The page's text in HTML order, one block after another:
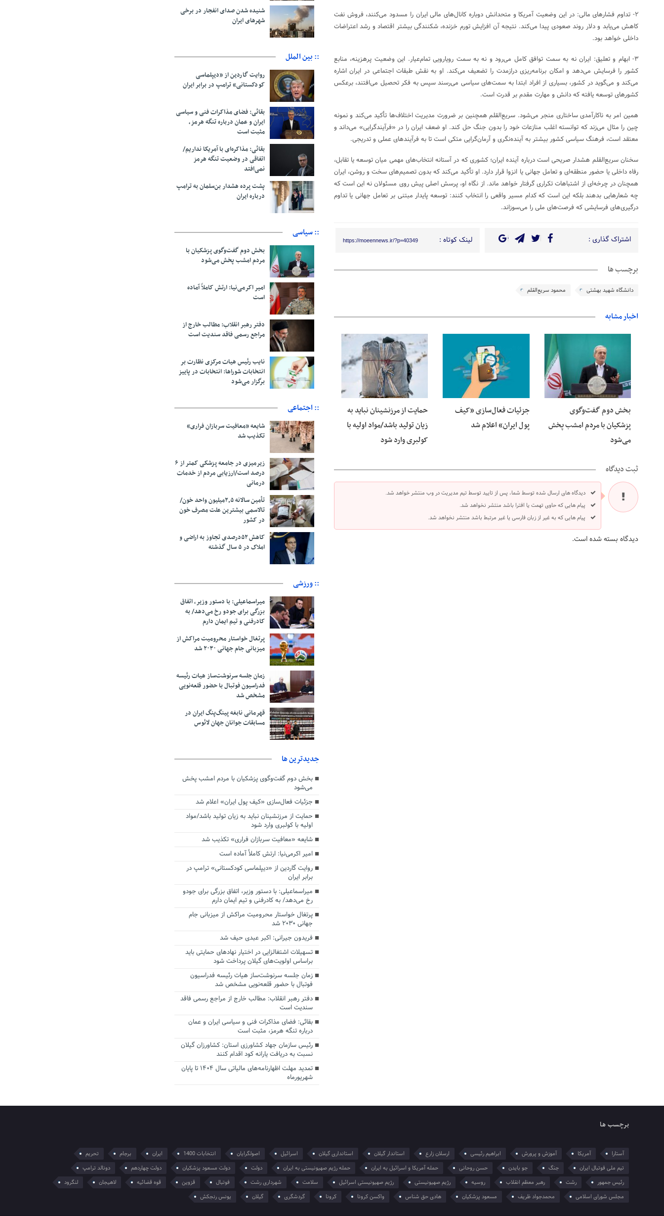
۲- تداوم فشارهای مالی: در این وضعیت آمریکا و متحدانش دوباره کانال‌های مالی ایران را مسدود می‌کنند، فروش نفت
کاهش می‌یابد و دلار روند صعودی پیدا می‌کند. نتیجه آن افزایش تورم خزنده، شکنندگی بیشتر اقتصاد و رشد اعتراضات
داخلی خواهد بود.
۳- ابهام و تعلیق: ایران نه به سمت توافق کامل می‌رود و نه به سمت رویارویی تمام‌عیار. این وضعیت پرهزینه، منابع
کشور را فرسایش می‌دهد و امکان برنامه‌ریزی درازمدت را تضعیف می‌کند. او به نقش طبقات اجتماعی در ایران اشاره
می‌کند و می‌گوید در کشور، بسیاری از افراد ابتدا به سمت‌های سیاسی می‌رسند سپس به فکر تحصیل می‌افتند، برعکس
کشورهای توسعه یافته که دانش و مهارت مقدم بر قدرت است.
همین امر به ناکارآمدی ساختاری منجر می‌شود. سریع‌القلم همچنین بر ضرورت مدیریت اختلاف‌ها تأکید می‌کند و نمونه
چین را مثال می‌زند که توانسته اغلب منازعات خود را بدون جنگ حل کند. او ضعف ایران را در «فرآیندگرایی» می‌داند و
معتقد است، فرهنگ سیاسی کشور بیشتر به آینده‌نگری و آرمان‌گرایی متکی است تا به فرآیندهای عملی و تدریجی.
سخنان سریع‌القلم هشدار صریحی است درباره آینده ایران؛ کشوری که در آستانه انتخاب‌های مهمی میان توسعه یا تقابل،
رفاه داخلی یا حضور منطقه‌ای و تعامل جهانی یا انزوا قرار دارد. او تأکید می‌کند که بدون تصمیم‌های سخت و روشن، ایران
همچنان در چرخه‌ای از اشتباهات تکراری گرفتار خواهد ماند. از نگاه او، پرسش اصلی پیش روی مسئولان نه این است که
چه شعارهایی بدهند بلکه این است که کدام مسیر واقعی را انتخاب کنند: توسعه پایدار مبتنی بر تعامل جهانی یا تداوم
درگیری‌های فرسایشی که فرصت‌های ملی را می‌سوزاند.
اشتراک گذاری : لینک کوتاه : https://moeennews.ir/?p=40349
برچسب ها
دانشگاه شهید بهشتی محمود سریع‌القلم
اخبار مشابه
بخش دوم گفت‌وگوی
پزشکیان با مردم امشب پخش
می‌شود
جزئیات فعال‌سازی «کیف
پول ایران» اعلام شد
حمایت از مرزنشینان نباید به
زیان تولید باشد/مواد اولیه با
کولبری وارد شود
ثبت دیدگاه
دیدگاه های ارسال شده توسط شما، پس از تایید توسط تیم مدیریت در وب منتشر خواهد شد.
پیام هایی که حاوی تهمت یا افترا باشد منتشر نخواهد شد.
پیام هایی که به غیر از زبان فارسی یا غیر مرتبط باشد منتشر نخواهد شد.
دیدگاه بسته شده است.
شنیده شدن صدای انفجار در برخی
شهرهای ایران
:: بین الملل
روایت گاردین از «دیپلماسی
کودکستانی» ترامپ در برابر ایران
بقائی: فضای مذاکرات فنی و سیاسی
ایران و عمان درباره تنگه هرمز،
مثبت است
بقائی: مذاکره‌ای با آمریکا نداریم/
اتفاقی در وضعیت تنگه هرمز
نمی‌افتد
پشت پرده هشدار بن‌سلمان به ترامپ
درباره ایران
:: سیاسی
بخش دوم گفت‌وگوی پزشکیان با
مردم امشب پخش می‌شود
امیر اکرمی‌نیا: ارتش کاملاً آماده
است
دفتر رهبر انقلاب: مطالب خارج از
مراجع رسمی فاقد سندیت است
نایب رئیس هیات مرکزی نظارت بر
انتخابات شوراها: انتخابات در پاییز
برگزار می‌شود
:: اجتماعی
شایعه «معافیت سربازان فراری»
تکذیب شد
زیرمیزی در جامعه پزشکی کمتر از ۶
درصد است/ارزیابی مردم از خدمات
درمانی
تأمین سالانه ۲٫۵میلیون واحد خون/
تالاسمی بیشترین علت مصرف‌ خون
در کشور
کاهش ۵۲درصدی تجاوز به اراضی و
املاک در ۵ سال گذشته
:: ورزشی
میراسماعیلی: با دستور وزیر، اتفاق
بزرگی برای جودو رخ می‌دهد/ به
کادرفنی و تیم ایمان دارم
پرتغال خواستار محرومیت مراکش از
میزبانی جام جهانی ۲۰۳۰ شد
زمان جلسه سرنوشت‌ساز هیات رئیسه
فدراسیون فوتبال با حضور قلعه‌نویی
مشخص شد
قهرمانی نابغه پینگ‌پنگ ایران در
مسابقات جوانان جهان لائوس
جديدترين ها
بخش دوم گفت‌وگوی پزشکیان با مردم امشب پخش
می‌شود
جزئیات فعال‌سازی «کیف پول ایران» اعلام شد
حمایت از مرزنشینان نباید به زیان تولید باشد/مواد
اولیه با کولبری وارد شود
شایعه «معافیت سربازان فراری» تکذیب شد
امیر اکرمی‌نیا: ارتش کاملاً آماده است
روایت گاردین از «دیپلماسی کودکستانی» ترامپ در
برابر ایران
میراسماعیلی: با دستور وزیر، اتفاق بزرگی برای جودو
رخ می‌دهد/ به کادرفنی و تیم ایمان دارم
پرتغال خواستار محرومیت مراکش از میزبانی جام
جهانی ۲۰۳۰ شد
فریدون جیرانی: اکبر عبدی حیف شد
تسهیلات اشتغالزایی در اختیار نهادهای حمایتی باید
براساس اولویت‌های گیلان پرداخت شود
زمان جلسه سرنوشت‌ساز هیات رئیسه فدراسیون
فوتبال با حضور قلعه‌نویی مشخص شد
دفتر رهبر انقلاب: مطالب خارج از مراجع رسمی فاقد
سندیت است
بقائی: فضای مذاکرات فنی و سیاسی ایران و عمان
درباره تنگه هرمز، مثبت است
رئیس سازمان جهاد کشاورزی استان: کشاورزان گیلان
نسبت به دریافت یارانه کود اقدام کنند
تمدید مهلت اظهارنامه‌های مالیاتی سال ۱۴۰۴ تا پایان
شهریورماه
برچسب ها
آستارا آمریکا آموزش و پرورش ابراهیم رئیسی ارسلان زارع استاندار گیلان استانداری گیلان اسرائیل اصولگرایان انتخابات 1400 ایران برجام
تحریم
تیم ملی فوتبال ایران
جنگ جو بایدن حسن روحانی حمله آمریکا و اسرائیل به ایران حمله رژیم صهیونیستی به ایران دولت دولت مسعود پزشکیان دولت چهاردهم
دونالد ترامپ
رئیس جمهور
رشت رهبر معظم انقلاب روسیه رژیم صهیونیستی رژیم صهیونیستی اسرائیل سلامت شهرداری رشت فوتبال قزوین قوه قضائیه لاهیجان
لنگرود
مجلس شورای اسلامی
محمدجواد ظریف مسعود پزشکیان هادی حق شناس واکسن کرونا کرونا گردشگری گیلان یونس رنجکش